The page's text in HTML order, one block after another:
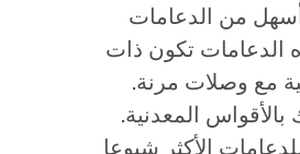
أسهل من الدعامات
الدعامات تكون ذات
مع وصلات مرنة.
بالأقواس المعدنية.
الأكثر شيوعا